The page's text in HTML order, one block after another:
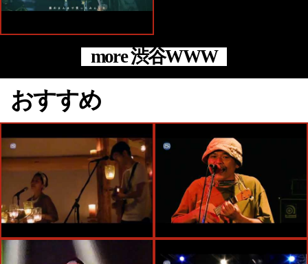
more 渋谷WWW
おすすめ